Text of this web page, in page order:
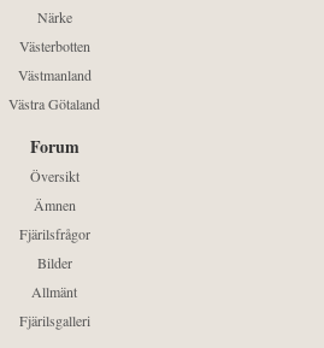
Närke
Västerbotten
Västmanland
Västra Götaland
Forum
Översikt
Ämnen
Fjärilsfrågor
Bilder
Allmänt
Fjärilsgalleri